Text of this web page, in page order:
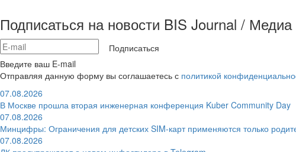
Подписаться на новости BIS Journal /
Подписаться
Введите ваш E-mail
Отправляя данную форму вы соглашаетесь с политикой
07.08.2026
В Москве прошла вторая инженерная конференция Kuber Community Day
07.08.2026
Минцифры: Ограничения для детских SIM-карт применяются только
07.08.2026